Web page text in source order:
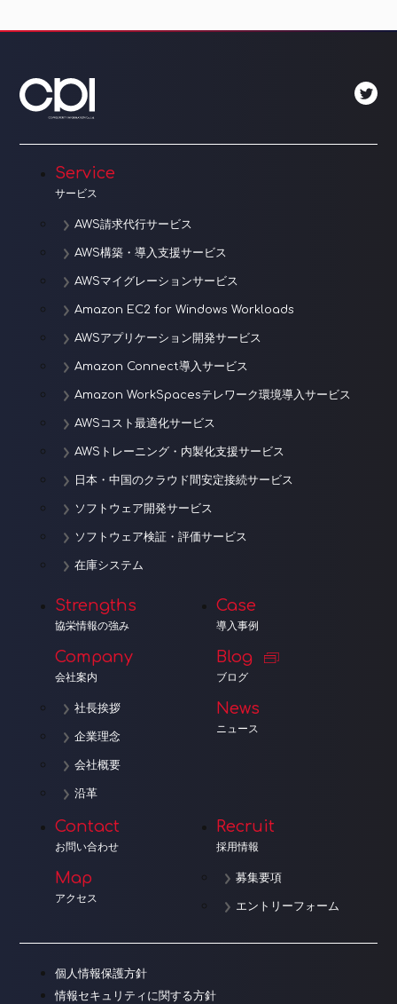
ー
シ
ョ
ン Service
サービス
AWS請求代行サービス
AWS構築・導入支援サービス
AWSマイグレーションサービス
Amazon EC2 for Windows Workloads
AWSアプリケーション開発サービス
Amazon Connect導入サービス
Amazon WorkSpacesテレワーク環境導入サービス
AWSコスト最適化サービス
AWSトレーニング・内製化支援サービス
日本・中国のクラウド間安定接続サービス
ソフトウェア開発サービス
ソフトウェア検証・評価サービス
在庫システム
Strengths
協栄情報の強み
Company
会社案内
社長挨拶
企業理念
会社概要
沿革
Case
導入事例
Blog
ブログ
News
ニュース
Contact
お問い合わせ
Map
アクセス
Recruit
採用情報
募集要項
エントリーフォーム
個人情報保護方針
情報セキュリティに関する方針